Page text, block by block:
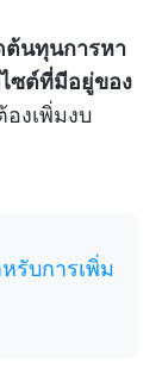
ต้นทุนการหา
ไซต์ที่มีอยู่ของ
งเพิ่มงบ
รับการเพิ่ม